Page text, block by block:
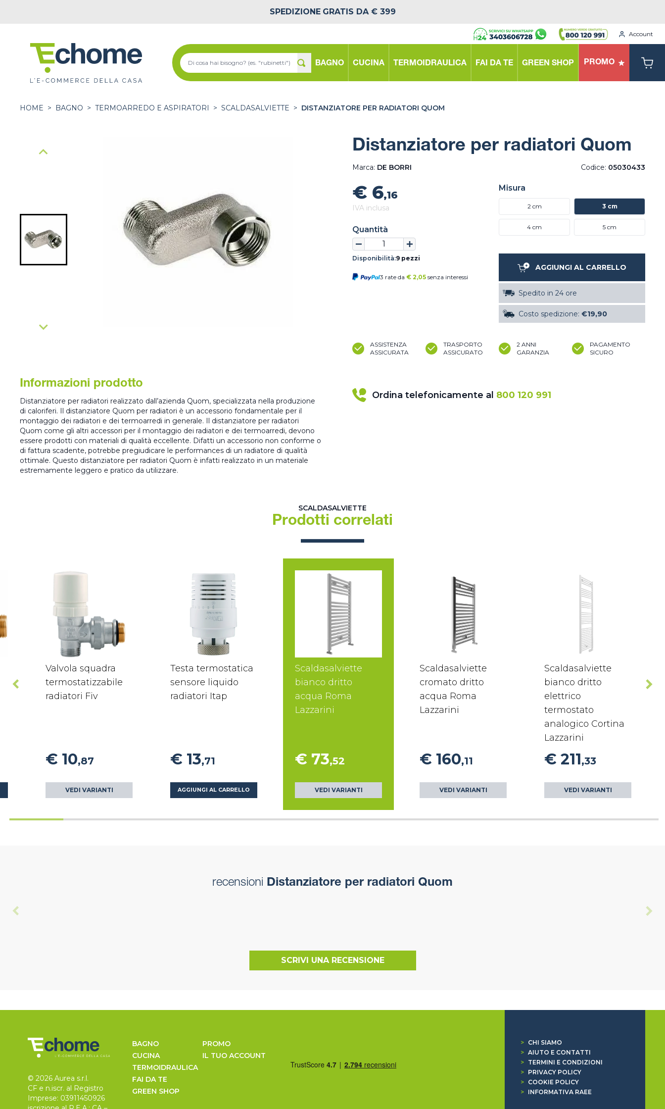
SPEDIZIONE GRATIS DA € 399
Account
BAGNO CUCINA TERMOIDRAULICA FAI DA TE GREEN SHOP PROMO
HOME > BAGNO > TERMOARREDO E ASPIRATORI > SCALDASALVIETTE > DISTANZIATORE PER RADIATORI QUOM
Distanziatore per radiatori Quom
Marca: DE BORRI Codice: 05030433
€ 6,16
IVA inclusa
Quantità
Disponibilità:9 pezzi
3 rate da € 2,05 senza interessi
Misura
2 cm 3 cm
4 cm 5 cm
AGGIUNGI AL CARRELLO
Spedito in 24 ore
Costo spedizione: €19,90
ASSISTENZA
ASSICURATA
TRASPORTO
ASSICURATO
2 ANNI
GARANZIA
PAGAMENTO
SICURO
Informazioni prodotto
Distanziatore per radiatori realizzato dall’azienda Quom, specializzata nella produzione
di caloriferi. Il distanziatore Quom per radiatori è un accessorio fondamentale per il
montaggio dei radiatori e dei termoarredi in generale. Il distanziatore per radiatori
Quom come gli altri accessori per il montaggio dei radiatori e dei termoarredi, devono
essere prodotti con materiali di qualità eccellente. Difatti un accessorio non conforme o
di fattura scadente, potrebbe pregiudicare le performances di un radiatore di qualità
ottimale. Questo distanziatore per radiatori Quom è infatti realizzato in un materiale
estremamente leggero e pratico da utilizzare.
Ordina telefonicamente al 800 120 991
SCALDASALVIETTE
Prodotti correlati
Valvola squadra
termostatizzabile
radiatori Fiv
€ 10,87
VEDI VARIANTI
Testa termostatica
sensore liquido
radiatori Itap
€ 13,71
AGGIUNGI AL CARRELLO
Scaldasalviette
bianco dritto
acqua Roma
Lazzarini
€ 73,52
VEDI VARIANTI
Scaldasalviette
cromato dritto
acqua Roma
Lazzarini
€ 160,11
VEDI VARIANTI
Scaldasalviette
bianco dritto
elettrico
termostato
analogico Cortina
Lazzarini
€ 211,33
VEDI VARIANTI
recensioni Distanziatore per radiatori Quom
SCRIVI UNA RECENSIONE
© 2026 Aurea s.r.l.
CF e n.iscr. al Registro
Imprese: 03911450926
BAGNO
CUCINA
TERMOIDRAULICA
FAI DA TE
GREEN SHOP
PROMO
IL TUO ACCOUNT
>
CHI SIAMO
> AIUTO E CONTATTI
>
TERMINI E CONDIZIONI
>
PRIVACY POLICY
>
COOKIE POLICY
>
INFORMATIVA RAEE